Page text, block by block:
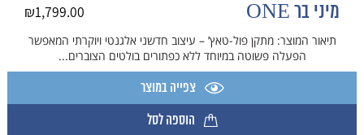
מיני בר ONE ₪1,799.00
תיאור המוצר: מתקן פול-טאץ’ – עיצוב חדשני אלגנטי ויוקרתי המאפשר
הפעלה פשוטה במיוחד ללא כפתורים בולטים הצוברים...
צפייה במוצר
הוספה לסל